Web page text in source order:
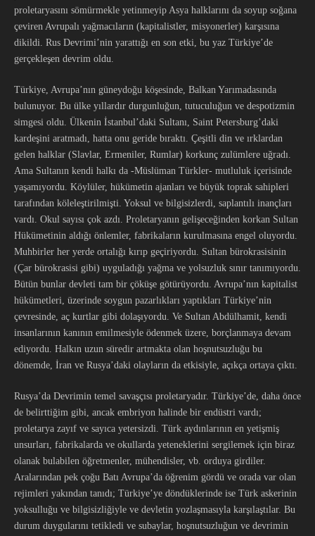
proletaryasını sömürmekle yetinmeyip Asya halklarını da soyup soğana
çeviren Avrupalı yağmacıların (kapitalistler, misyonerler) karşısına
dikildi. Rus Devrimi’nin yarattığı en son etki, bu yaz Türkiye’de
gerçekleşen devrim oldu.
Türkiye, Avrupa’nın güneydoğu köşesinde, Balkan Yarımadasında
bulunuyor. Bu ülke yıllardır durgunluğun, tutuculuğun ve despotizmin
simgesi oldu. Ülkenin İstanbul’daki Sultanı, Saint Petersburg’daki
kardeşini aratmadı, hatta onu geride bıraktı. Çeşitli din ve ırklardan
gelen halklar (Slavlar, Ermeniler, Rumlar) korkunç zulümlere uğradı.
Ama Sultanın kendi halkı da -Müslüman Türkler- mutluluk içerisinde
yaşamıyordu. Köylüler, hükümetin ajanları ve büyük toprak sahipleri
tarafından köleleştirilmişti. Yoksul ve bilgisizlerdi, saplantılı inançları
vardı. Okul sayısı çok azdı. Proletaryanın gelişeceğinden korkan Sultan
Hükümetinin aldığı önlemler, fabrikaların kurulmasına engel oluyordu.
Muhbirler her yerde ortalığı kırıp geçiriyordu. Sultan bürokrasisinin
(Çar bürokrasisi gibi) uyguladığı yağma ve yolsuzluk sınır tanımıyordu.
Bütün bunlar devleti tam bir çöküşe götürüyordu. Avrupa’nın kapitalist
hükümetleri, üzerinde soygun pazarlıkları yaptıkları Türkiye’nin
çevresinde, aç kurtlar gibi dolaşıyordu. Ve Sultan Abdülhamit, kendi
insanlarının kanının emilmesiyle ödenmek üzere, borçlanmaya devam
ediyordu. Halkın uzun süredir artmakta olan hoşnutsuzluğu bu
dönemde, İran ve Rusya’daki olayların da etkisiyle, açıkça ortaya çıktı.
Rusya’da Devrimin temel savaşçısı proletaryadır. Türkiye’de, daha önce
de belirttiğim gibi, ancak embriyon halinde bir endüstri vardı;
proletarya zayıf ve sayıca yetersizdi. Türk aydınlarının en yetişmiş
unsurları, fabrikalarda ve okullarda yeteneklerini sergilemek için biraz
olanak bulabilen öğretmenler, mühendisler, vb. orduya girdiler.
Aralarından pek çoğu Batı Avrupa’da öğrenim gördü ve orada var olan
rejimleri yakından tanıdı; Türkiye’ye döndüklerinde ise Türk askerinin
yoksulluğu ve bilgisizliğiyle ve devletin yozlaşmasıyla karşılaştılar. Bu
durum duygularını tetikledi ve subaylar, hoşnutsuzluğun ve devrimin